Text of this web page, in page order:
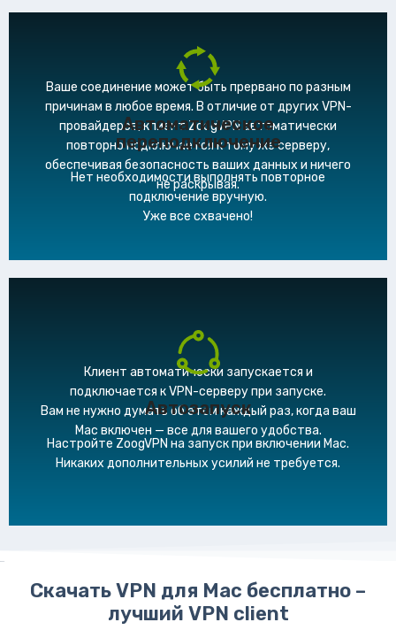
Автоматическое
переподключение
Нет необходимости выполнять повторное
подключение вручную.
Уже все схвачено!
Ваше соединение может быть прервано по разным
причинам в любое время. В отличие от других VPN-
провайдеров, клиент ZoogVPN автоматически
повторно подключается к тому же серверу,
обеспечивая безопасность ваших данных и ничего
не раскрывая.
Автозапуск
Настройте ZoogVPN на запуск при включении Mac.
Никаких дополнительных усилий не требуется.
Клиент автоматически запускается и
подключается к VPN-серверу при запуске.
Вам не нужно думать об этом каждый раз, когда ваш
Mac включен — все для вашего удобства.
Скачать VPN для Mac бесплатно –
лучший VPN client